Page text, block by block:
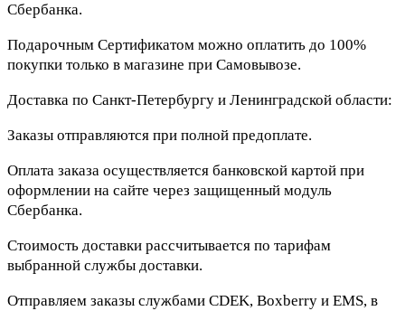
Сбербанка.
Подарочным Сертификатом можно оплатить до 100%
покупки только в магазине при Самовывозе.
Доставка по Санкт-Петербургу и Ленинградской области:
Заказы отправляются при полной предоплате.
Оплата заказа осуществляется банковской картой при
оформлении на сайте через защищенный модуль
Сбербанка.
Стоимость доставки рассчитывается по тарифам
выбранной службы доставки.
Отправляем заказы службами CDEK, Boxberry и EMS, в